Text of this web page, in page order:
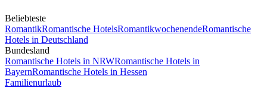
Beliebteste
RomantikRomantische HotelsRomantikwochenendeRomantische
Hotels in Deutschland
Bundesland
Romantische Hotels in NRWRomantische Hotels in
BayernRomantische Hotels in Hessen
Familienurlaub